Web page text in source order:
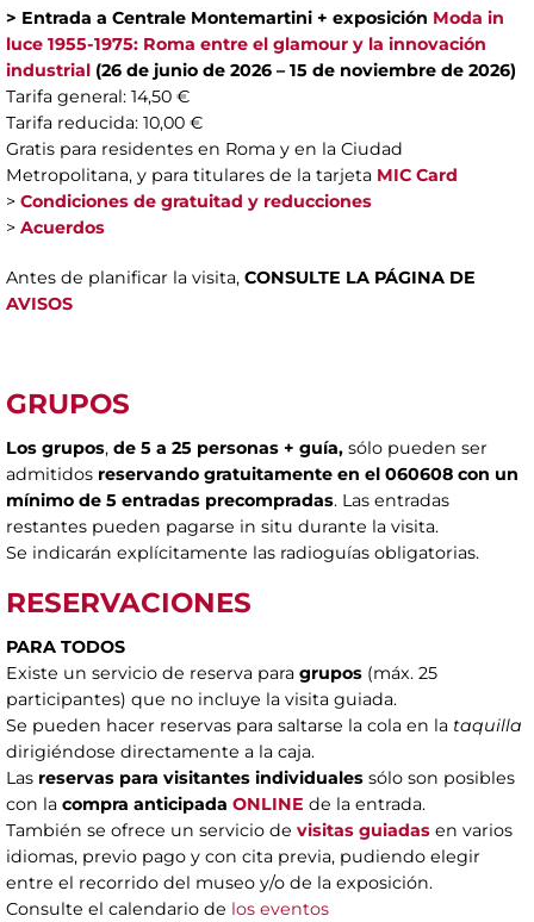
> Entrada a Centrale Montemartini + exposición Moda in
luce 1955-1975: Roma entre el glamour y la innovación
industrial (26 de junio de 2026 – 15 de noviembre de 2026)
Tarifa general: 14,50 €
Tarifa reducida: 10,00 €
Gratis para residentes en Roma y en la Ciudad
Metropolitana, y para titulares de la tarjeta MIC Card
> Condiciones de gratuitad y reducciones
> Acuerdos
Antes de planificar la visita, CONSULTE LA PÁGINA DE
AVISOS
GRUPOS
Los grupos, de 5 a 25 personas + guía, sólo pueden ser
admitidos reservando gratuitamente en el 060608 con un
mínimo de 5 entradas precompradas. Las entradas
restantes pueden pagarse in situ durante la visita.
Se indicarán explícitamente las radioguías obligatorias.
RESERVACIONES
PARA TODOS
Existe un servicio de reserva para grupos (máx. 25
participantes) que no incluye la visita guiada.
Se pueden hacer reservas para saltarse la cola en la taquilla
dirigiéndose directamente a la caja.
Las reservas para visitantes individuales sólo son posibles
con la compra anticipada ONLINE de la entrada.
También se ofrece un servicio de visitas guiadas en varios
idiomas, previo pago y con cita previa, pudiendo elegir
entre el recorrido del museo y/o de la exposición.
Consulte el calendario de los eventos